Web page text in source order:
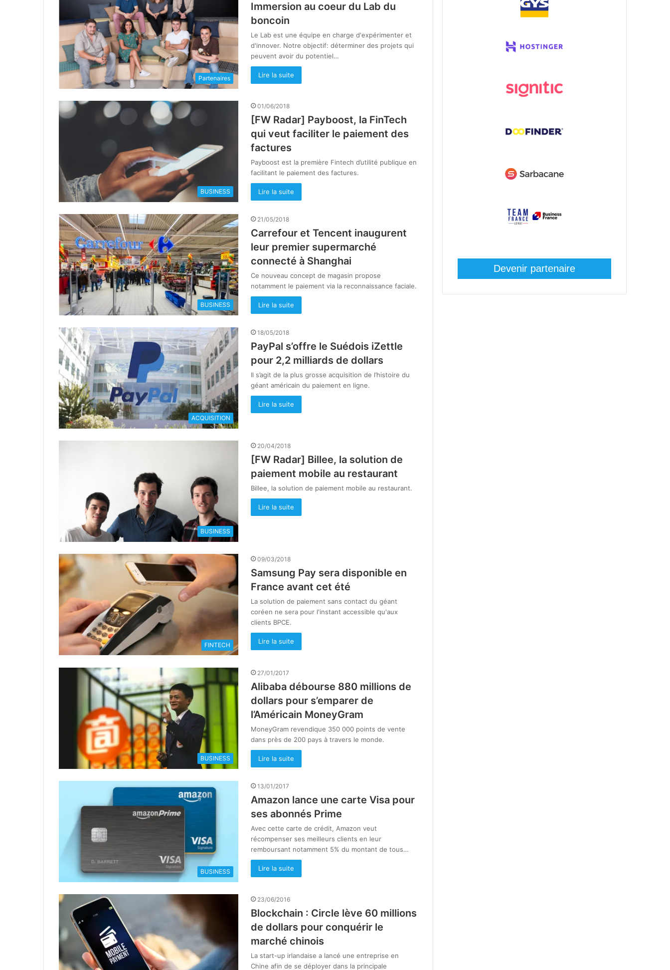
Partenaires
Immersion au coeur du Lab du
boncoin
Le Lab est une équipe en charge d'expérimenter et
d'innover. Notre objectif: déterminer des projets qui
peuvent avoir du potentiel…
Lire la suite
BUSINESS
01/06/2018
[FW Radar] Payboost, la FinTech
qui veut faciliter le paiement des
factures
Payboost est la première Fintech d’utilité publique en
facilitant le paiement des factures.
Lire la suite
BUSINESS
21/05/2018
Carrefour et Tencent inaugurent
leur premier supermarché
connecté à Shanghai
Ce nouveau concept de magasin propose
notamment le paiement via la reconnaissance faciale.
Lire la suite
ACQUISITION
18/05/2018
PayPal s’offre le Suédois iZettle
pour 2,2 milliards de dollars
Il s’agit de la plus grosse acquisition de l’histoire du
géant américain du paiement en ligne.
Lire la suite
BUSINESS
20/04/2018
[FW Radar] Billee, la solution de
paiement mobile au restaurant
Billee, la solution de paiement mobile au restaurant.
Lire la suite
FINTECH
09/03/2018
Samsung Pay sera disponible en
France avant cet été
La solution de paiement sans contact du géant
coréen ne sera pour l'instant accessible qu'aux
clients BPCE.
Lire la suite
BUSINESS
27/01/2017
Alibaba débourse 880 millions de
dollars pour s’emparer de
l’Américain MoneyGram
MoneyGram revendique 350 000 points de vente
dans près de 200 pays à travers le monde.
Lire la suite
BUSINESS
13/01/2017
Amazon lance une carte Visa pour
ses abonnés Prime
Avec cette carte de crédit, Amazon veut
récompenser ses meilleurs clients en leur
remboursant notamment 5% du montant de tous…
Lire la suite
23/06/2016
Blockchain : Circle lève 60 millions
de dollars pour conquérir le
marché chinois
La start-up irlandaise a lancé une entreprise en
Chine afin de se déployer dans la principale
Devenir partenaire